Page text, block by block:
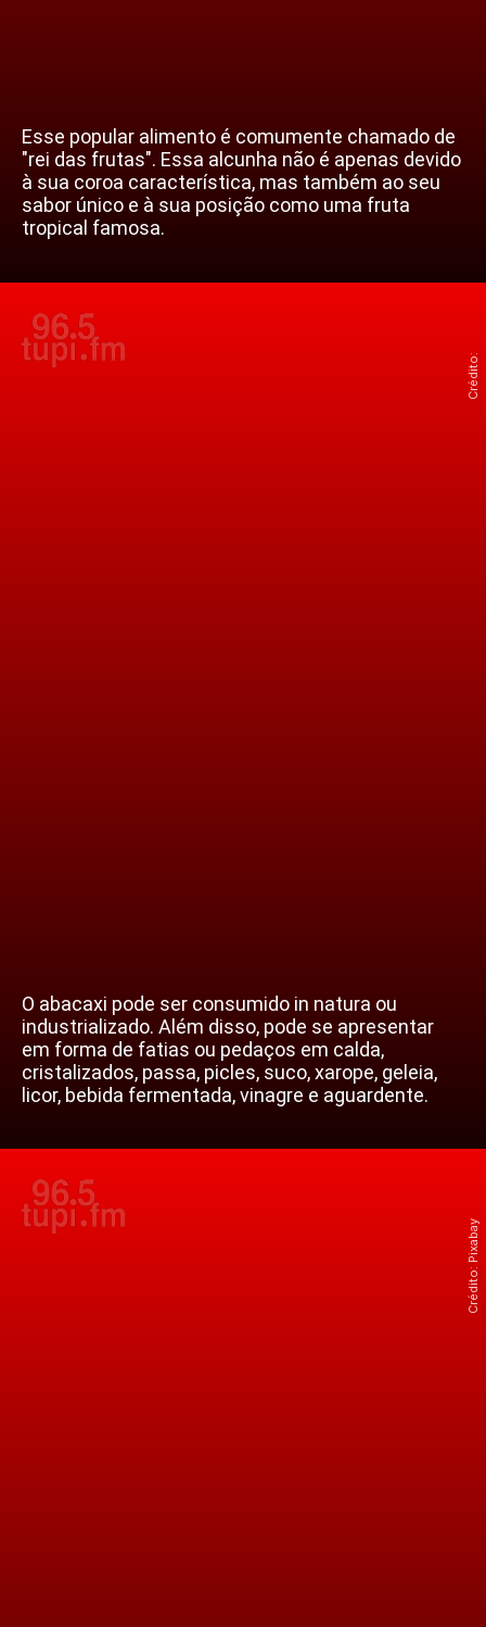
Esse popular alimento é comumente chamado de
"rei das frutas". Essa alcunha não é apenas devido
à sua coroa característica, mas também ao seu
sabor único e à sua posição como uma fruta
tropical famosa.
O abacaxi pode ser consumido in natura ou
industrializado. Além disso, pode se apresentar
em forma de fatias ou pedaços em calda,
cristalizados, passa, picles, suco, xarope, geleia,
licor, bebida fermentada, vinagre e aguardente.
Crédito:
Crédito: Pixabay